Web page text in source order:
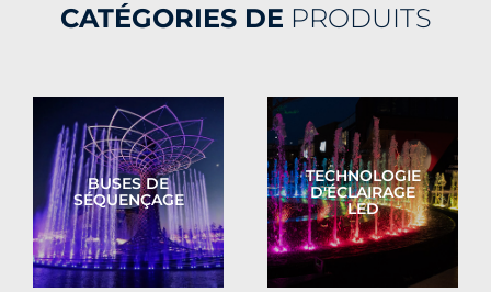
CATÉGORIES DE PRODUITS
BUSES DE
SÉQUENÇAGE
TECHNOLOGIE
D'ÉCLAIRAGE
LED